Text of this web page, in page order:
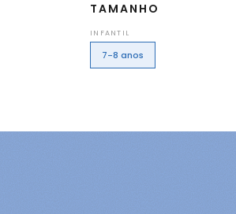
TAMANHO
INFANTIL
7-8 anos